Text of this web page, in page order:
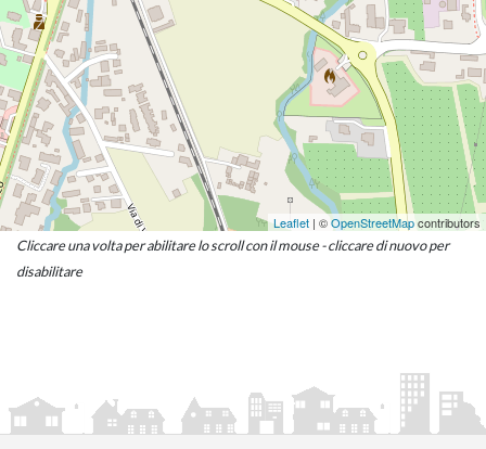
Leaflet | ©OpenStreetMapcontributors
Cliccare una volta per abilitare lo scroll con il mouse - cliccare di nuovo per
disabilitare